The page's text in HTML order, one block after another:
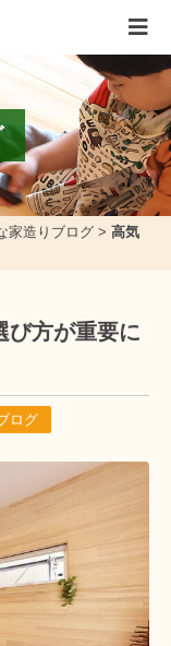
家造りブログ > 高気
び方が重要に
ログ